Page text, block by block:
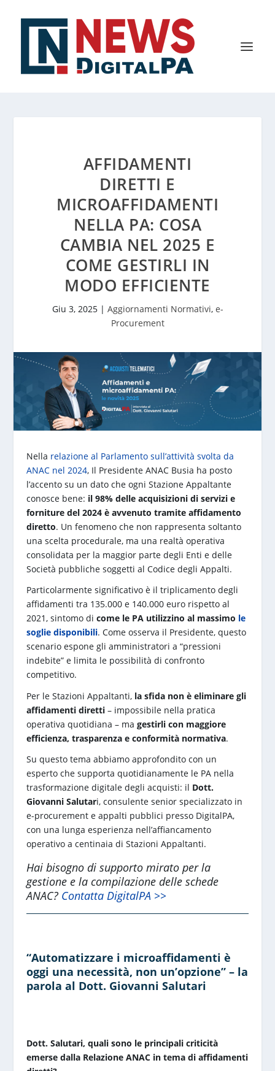
AFFIDAMENTI
DIRETTI E
MICROAFFIDAMENTI
NELLA PA: COSA
CAMBIA NEL 2025 E
COME GESTIRLI IN
MODO EFFICIENTE
Giu 3, 2025| Aggiornamenti Normativi, e-
Procurement
Nella relazione al Parlamento sull’attività svolta da
ANAC nel 2024, Il Presidente ANAC Busia ha posto
l’accento su un dato che ogni Stazione Appaltante
conosce bene: il 98% delle acquisizioni di servizi e
forniture del 2024 è avvenuto tramite affidamento
diretto. Un fenomeno che non rappresenta soltanto
una scelta procedurale, ma una realtà operativa
consolidata per la maggior parte degli Enti e delle
Società pubbliche soggetti al Codice degli Appalti.
Particolarmente significativo è il triplicamento degli
affidamenti tra 135.000 e 140.000 euro rispetto al
2021, sintomo di come le PA utilizzino al massimo le
soglie disponibili. Come osserva il Presidente, questo
scenario espone gli amministratori a “pressioni
indebite” e limita le possibilità di confronto
competitivo.
Per le Stazioni Appaltanti, la sfida non è eliminare gli
affidamenti diretti– impossibile nella pratica
operativa quotidiana – ma gestirli con maggiore
efficienza, trasparenza e conformità normativa.
Su questo tema abbiamo approfondito con un
esperto che supporta quotidianamente le PA nella
trasformazione digitale degli acquisti: il Dott.
Giovanni Salutari, consulente senior specializzato in
e-procurement e appalti pubblici presso DigitalPA,
con una lunga esperienza nell’affiancamento
operativo a centinaia di Stazioni Appaltanti.
Hai bisogno di supporto mirato per la
gestione e la compilazione delle schede
ANAC? Contatta DigitalPA >>
“Automatizzare i microaffidamenti è
oggi una necessità, non un’opzione” – la
parola al Dott. Giovanni Salutari
Dott. Salutari, quali sono le principali criticità
emerse dalla Relazione ANAC in tema di affidamenti